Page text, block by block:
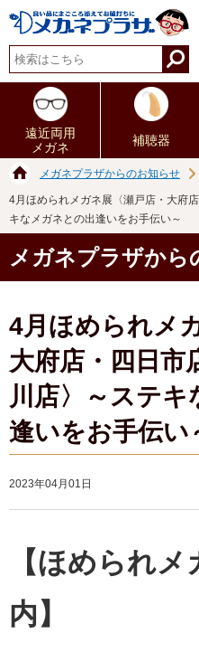
遠近両用
メガネ
補聴器
メガネプラザからのお知らせ
4月ほめられメガネ展〈瀬戸店・大府
キなメガネとの出逢いをお手伝い～
メガネプラザから
4月ほめられメ
大府店・四日市
川店〉～ステ
逢いをお手伝い
2023年04月01日
【ほめられ
内】